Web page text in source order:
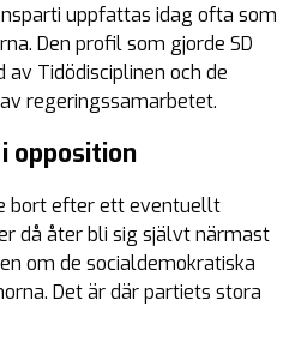
uppfattas idag ofta som
Den profil som gjorde SD
Tidödisciplinen och de
regeringssamarbetet.
opposition
bort efter ett eventuellt
då åter bli sig självt närmast
om de socialdemokratiska
Det är där partiets stora